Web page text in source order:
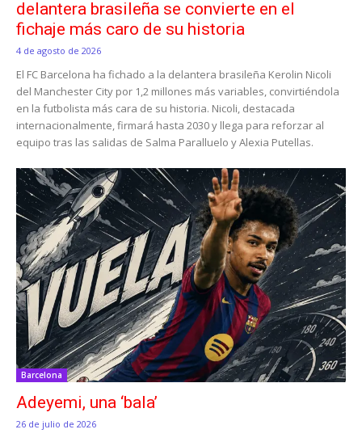
delantera brasileña se convierte en el
fichaje más caro de su historia
4 de agosto de 2026
El FC Barcelona ha fichado a la delantera brasileña Kerolin Nicoli
del Manchester City por 1,2 millones más variables, convirtiéndola
en la futbolista más cara de su historia. Nicoli, destacada
internacionalmente, firmará hasta 2030 y llega para reforzar al
equipo tras las salidas de Salma Paralluelo y Alexia Putellas.
Barcelona
Adeyemi, una ‘bala’
26 de julio de 2026